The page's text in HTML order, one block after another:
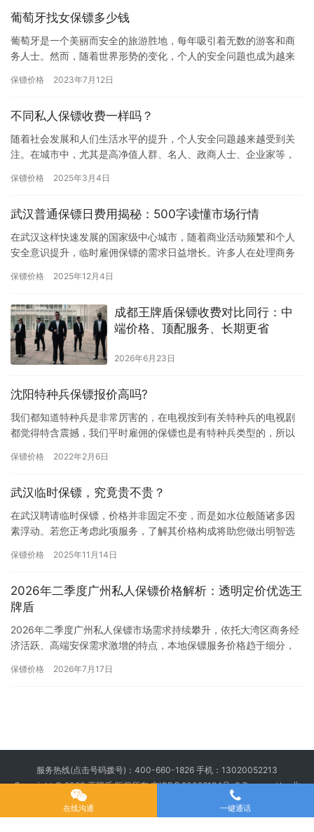
葡萄牙找女保镖多少钱
葡萄牙是一个美丽而安全的旅游胜地，每年吸引着无数的游客和商
务人士。然而，随着世界形势的变化，个人的安全问题也成为越来
保护。…
保镖价格 2023年7月12日
不同私人保镖收费一样吗？
随着社会发展和人们生活水平的提升，个人安全问题越来越受到关
注。在城市中，尤其是高净值人群、名人、政商人士、企业家等，
种必需…
保镖价格 2025年3月4日
武汉普通保镖日费用揭秘：500字读懂市场行情
在武汉这样快速发展的国家级中心城市，随着商业活动频繁和个人
安全意识提升，临时雇佣保镖的需求日益增长。许多人在处理商务
在武汉…
保镖价格 2025年12月4日
成都王牌盾保镖收费对比同行：中
端价格、顶配服务、长期更省
2026年6月23日
沈阳特种兵保镖报价高吗?
我们都知道特种兵是非常厉害的，在电视按到有关特种兵的电视剧
都觉得特含震撼，我们平时雇佣的保镖也是有特种兵类型的，所以
特种兵…
保镖价格 2022年2月6日
武汉临时保镖，究竟贵不贵？
在武汉聘请临时保镖，价格并非固定不变，而是如水位般随诸多因
素浮动。若您正考虑此项服务，了解其价格构成将助您做出明智选
通常在…
保镖价格 2025年11月14日
2026年二季度广州私人保镖价格解析：透明定价优选王
牌盾
2026年二季度广州私人保镖市场需求持续攀升，依托大湾区商务经
济活跃、高端安保需求激增的特点，本地保镖服务价格趋于细分，
度…
保镖价格 2026年7月17日
服务热线(点击号码拨号)： 400-660-1826 手机： 13020052213
Copyright © 2020 王牌盾 版权所有京ICP备20026194号-3Powered by 北
在线沟通 一键通话